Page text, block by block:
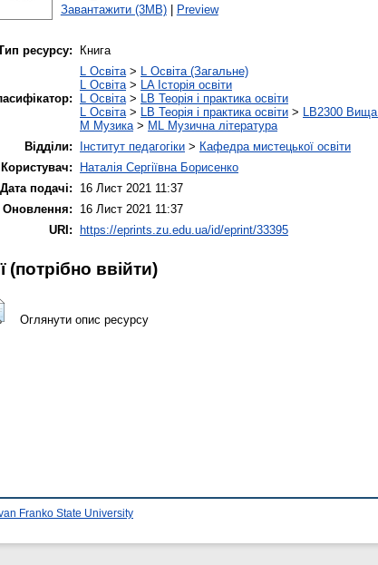
Завантажити (3MB)| Preview
ресурсу: Книга
L Освіта> L Освіта (Загальне)
L Освіта> LA Історія освіти
L Освіта> LB Теорія і практика освіти
L Освіта> LB Теорія і практика освіти > LB2300 Вища
M Музика> ML Музична література
Відділи:
Інститут педагогіки > Кафедра мистецької освіти
Користувач:
Наталія Сергіївна Борисенко
Дата подачі:
16 Лист 2021 11:37
Оновлення:
16 Лист 2021 11:37
URI:
https://eprints.zu.edu.ua/id/eprint/33395
​​(потрібно ввійти)
Оглянути опис ресурсу
Franko State University